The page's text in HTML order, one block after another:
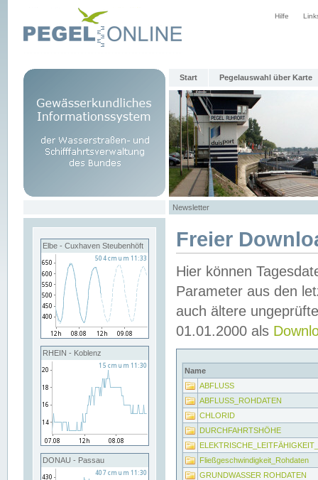
Hilfe
Start Pegelauswahl über Karte
Newsletter
Elbe - Cuxhaven Steubenhöft
RHEIN - Koblenz
DONAU - Passau
Freier
Hier können
Parameter aus den
auch ältere
01.01.2000 als
Name
ABFLUSS
ABFLUSS_ROHDATEN
CHLORID
DURCHFAHRTSHÖHE
Fließgeschwindigkeit_Rohdaten
GRUNDWASSER ROHDATEN